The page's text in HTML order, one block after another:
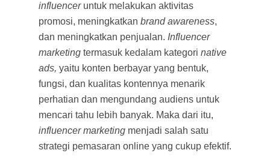
influenceruntuk melakukan aktivitas
promosi, meningkatkan brand awareness,
dan meningkatkan penjualan. Influencer
marketingtermasuk kedalam kategori native
ads, yaitu konten berbayar yang bentuk,
fungsi, dan kualitas kontennya menarik
perhatian dan mengundang audiens untuk
mencari tahu lebih banyak. Maka dari itu,
influencer marketingmenjadi salah satu
strategi pemasaran online yang cukup efektif.